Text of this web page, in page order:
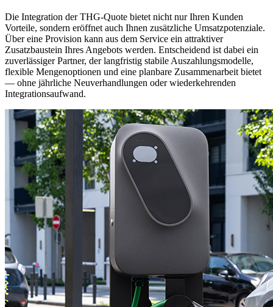
Die Integration der THG-Quote bietet nicht nur Ihren Kunden
Vorteile, sondern eröffnet auch Ihnen zusätzliche Umsatzpotenziale.
Über eine Provision kann aus dem Service ein attraktiver
Zusatzbaustein Ihres Angebots werden. Entscheidend ist dabei ein
zuverlässiger Partner, der langfristig stabile Auszahlungsmodelle,
flexible Mengenoptionen und eine planbare Zusammenarbeit bietet
— ohne jährliche Neuverhandlungen oder wiederkehrenden
Integrationsaufwand.